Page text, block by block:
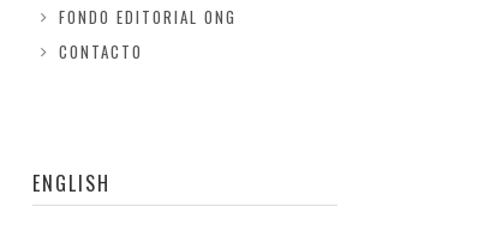
FONDO EDITORIAL ONG
CONTACTO
ENGLISH